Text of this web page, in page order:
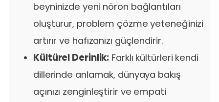
beyninizde yeni nöron bağlantıları
oluşturur, problem çözme yeteneğinizi
artırır ve hafızanızı güçlendirir.
Kültürel Derinlik: Farklı kültürleri kendi
dillerinde anlamak, dünyaya bakış
açınızı zenginleştirir ve empati